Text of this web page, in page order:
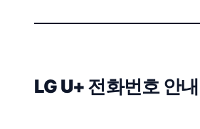
LG U+ 전화번호 안내